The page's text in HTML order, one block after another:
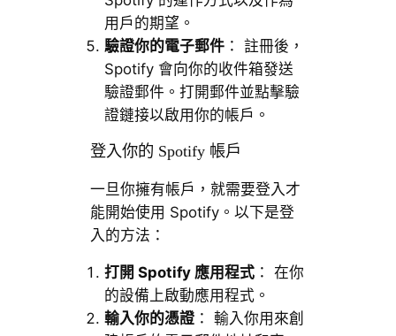
用戶的期望。
驗證你的電子郵件： 註冊後，
Spotify 會向你的收件箱發送
驗證郵件。打開郵件並點擊驗
證鏈接以啟用你的帳戶。
登入你的 Spotify 帳戶
一旦你擁有帳戶，就需要登入才
能開始使用 Spotify。以下是登
入的方法：
打開 Spotify 應用程式： 在你
的設備上啟動應用程式。
輸入你的憑證： 輸入你用來創